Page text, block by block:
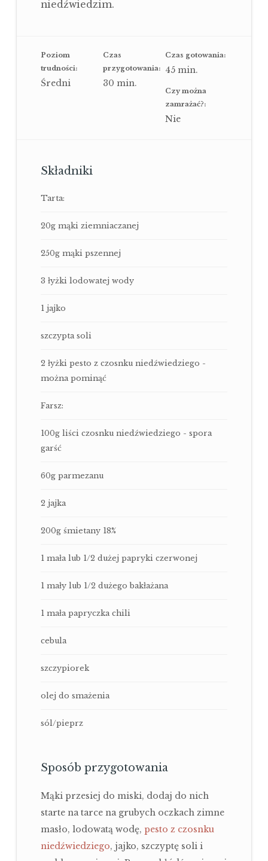
niedźwiedzim.
Poziom
trudności:
Średni
Czas
przygotowania:
30 min.
Czas gotowania:
45 min.
Czy można
zamrażać?:
Nie
Składniki
Tarta:
20g mąki ziemniaczanej
250g mąki pszennej
3 łyżki lodowatej wody
1 jajko
szczypta soli
2 łyżki pesto z czosnku niedźwiedziego -
można pominąć
Farsz:
100g liści czosnku niedźwiedziego - spora
garść
60g parmezanu
2 jajka
200g śmietany 18%
1 mała lub 1/2 dużej papryki czerwonej
1 mały lub 1/2 dużego bakłażana
1 mała papryczka chili
cebula
szczypiorek
olej do smażenia
sól/pieprz
Sposób przygotowania
Mąki przesiej do miski, dodaj do nich
starte na tarce na grubych oczkach zimne
masło, lodowatą wodę, pesto z czosnku
niedźwiedziego, jajko, szczyptę soli i